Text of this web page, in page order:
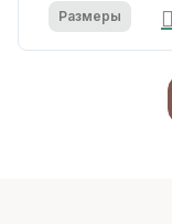
Размеры